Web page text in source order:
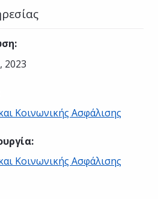
:
2023
Κοινωνικής Ασφάλισης
:
Κοινωνικής Ασφάλισης